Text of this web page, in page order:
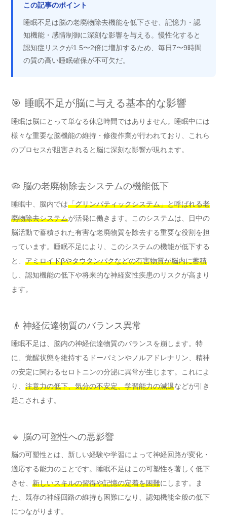
この記事のポイント
睡眠不足は脳の老廃物除去機能を低下させ、記憶力・認
知機能・感情制御に深刻な影響を与える。慢性化すると
認知症リスクが1.5〜2倍に増加するため、毎日7〜9時間
の質の高い睡眠確保が不可欠だ。
🎯 睡眠不足が脳に与える基本的な影響
睡眠は脳にとって単なる休息時間ではありません。睡眠中には
様々な重要な脳機能の維持・修復作業が行われており、これら
のプロセスが阻害されると脳に深刻な影響が現れます。
🦠 脳の老廃物除去システムの機能低下
睡眠中、脳内では「グリンパティックシステム」と呼ばれる老
廃物除去システムが活発に働きます。このシステムは、日中の
脳活動で蓄積された有害な老廃物質を除去する重要な役割を担
っています。睡眠不足により、このシステムの機能が低下する
と、 アミロイドβやタウタンパクなどの有害物質が脳内に蓄積
し、認知機能の低下や将来的な神経変性疾患のリスクが高まり
ます。
👴 神経伝達物質のバランス異常
睡眠不足は、脳内の神経伝達物質のバランスを崩します。特
に、覚醒状態を維持するドーパミンやノルアドレナリン、精神
の安定に関わるセロトニンの分泌に異常が生じます。これによ
り、 注意力の低下、気分の不安定、学習能力の減退などが引き
起こされます。
🔸 脳の可塑性への悪影響
脳の可塑性とは、新しい経験や学習によって神経回路が変化・
適応する能力のことです。睡眠不足はこの可塑性を著しく低下
させ、 新しいスキルの習得や記憶の定着を困難にします。ま
た、既存の神経回路の維持も困難になり、認知機能全般の低下
につながります。